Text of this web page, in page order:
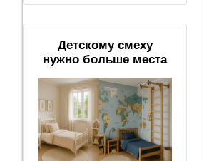
Детскому смеху
нужно больше места